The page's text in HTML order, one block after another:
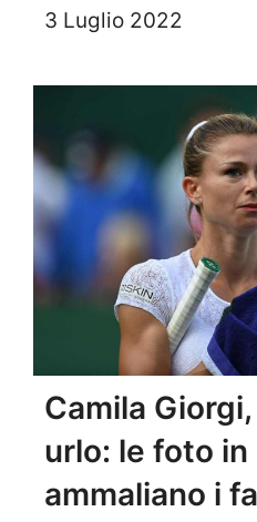
3 Luglio 2022
Camila
urlo: le foto in
ammaliano i